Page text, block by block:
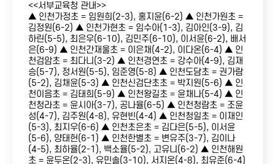
<<서부교육청 관내>>
▲ 인천가정초 = 임원희(2-3), 홍지윤(6-2) ▲ 인천가원초 =
김정원(6-2) ▲ 인천가현초 = 임수아(1-3), 김아인(3-9), 김
하린(5-5), 최은우(6-10), 김민주(6-10), 이서윤(6-2), 배서
은(6-9) ▲ 인천간재울초 = 이은채(4-2), 이다온(6-4) ▲ 인
천검암초 = 최다니(3-2) ▲ 인천경연초 = 강수아(4-9), 김재
승(5-7), 정서원(5-5), 임준영(5-8) ▲ 인천도담초 = 권가람
(5-2), 김채윤(5-3) ▲ 인천신검단초초 = 박지원(5-6) ▲ 인
천이음초 = 김태희(5-9) ▲ 인천왕길초 = 윤채나(5-4) ▲ 인
천청라초 = 윤시아(3-7), 공나율(6-5) ▲ 인천청람초 = 조윤
성(4-7), 김주원(4-8), 유현빈(4-4) ▲ 인천청일초 = 이재인
(5-3), 최지우(6-6) ▲ 인천초은초 = 김다은(5-5), 이서윤
(5-6), 양태헌(6-1) ▲ 인천한별초 = 변유주(3-7), 김이나
(4-5), 최하율(2-1), 백소율(5-2), 고유니(6-2) ▲ 인천해원
초 = 윤두온(2-3), 유민솔(3-10), 서지온(4-8), 최유준(6-4)